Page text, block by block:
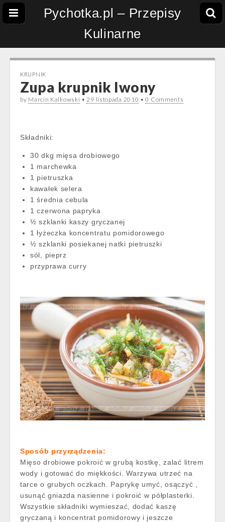
Pychotka.pl – Przepisy
Kulinarne
KRUPNIK
Zupa krupnik Iwony
by Marcin Kalkowski •29 listopada 2010 •0 Comments
Składniki:
30 dkg mięsa drobiowego
1 marchewka
1 pietruszka
kawałek selera
1 średnia cebula
1 czerwona papryka
½ szklanki kaszy gryczanej
1 łyżeczka koncentratu pomidorowego
½ szklanki posiekanej natki pietruszki
sól, pieprz
przyprawa curry
Sposób przyrządzenia:
Mięso drobiowe pokroić w grubą kostkę, zalać litrem
wody i gotować do miękkości. Warzywa utrzeć na
tarce o grubych oczkach. Paprykę umyć, osączyć ,
usunąć gniazda nasienne i pokroić w półplasterki.
Wszystkie składniki wymieszać, dodać kaszę
gryczaną i koncentrat pomidorowy i jeszcze